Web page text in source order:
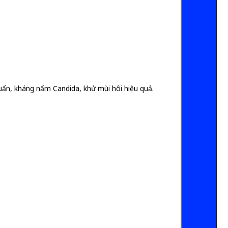
kháng nấm Candida, khử mùi hôi hiệu quả.